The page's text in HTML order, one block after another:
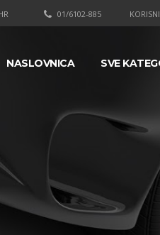
01/6102-885
NASLOVNICA SVE